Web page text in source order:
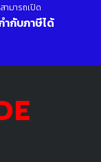
สามารถเปิด
ำกับภาษีได้